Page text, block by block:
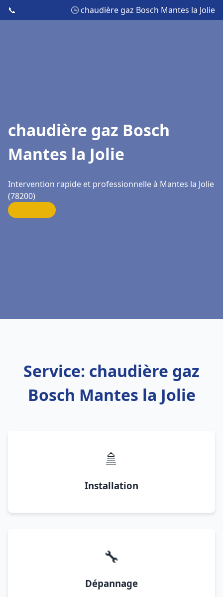
📞 🕒 chaudière gaz Bosch Mantes la Jolie
chaudière gaz Bosch
Mantes la Jolie
Intervention rapide et professionnelle à Mantes la Jolie
(78200)
Service: chaudière gaz
Bosch Mantes la Jolie
🚿
Installation
🔧
Dépannage